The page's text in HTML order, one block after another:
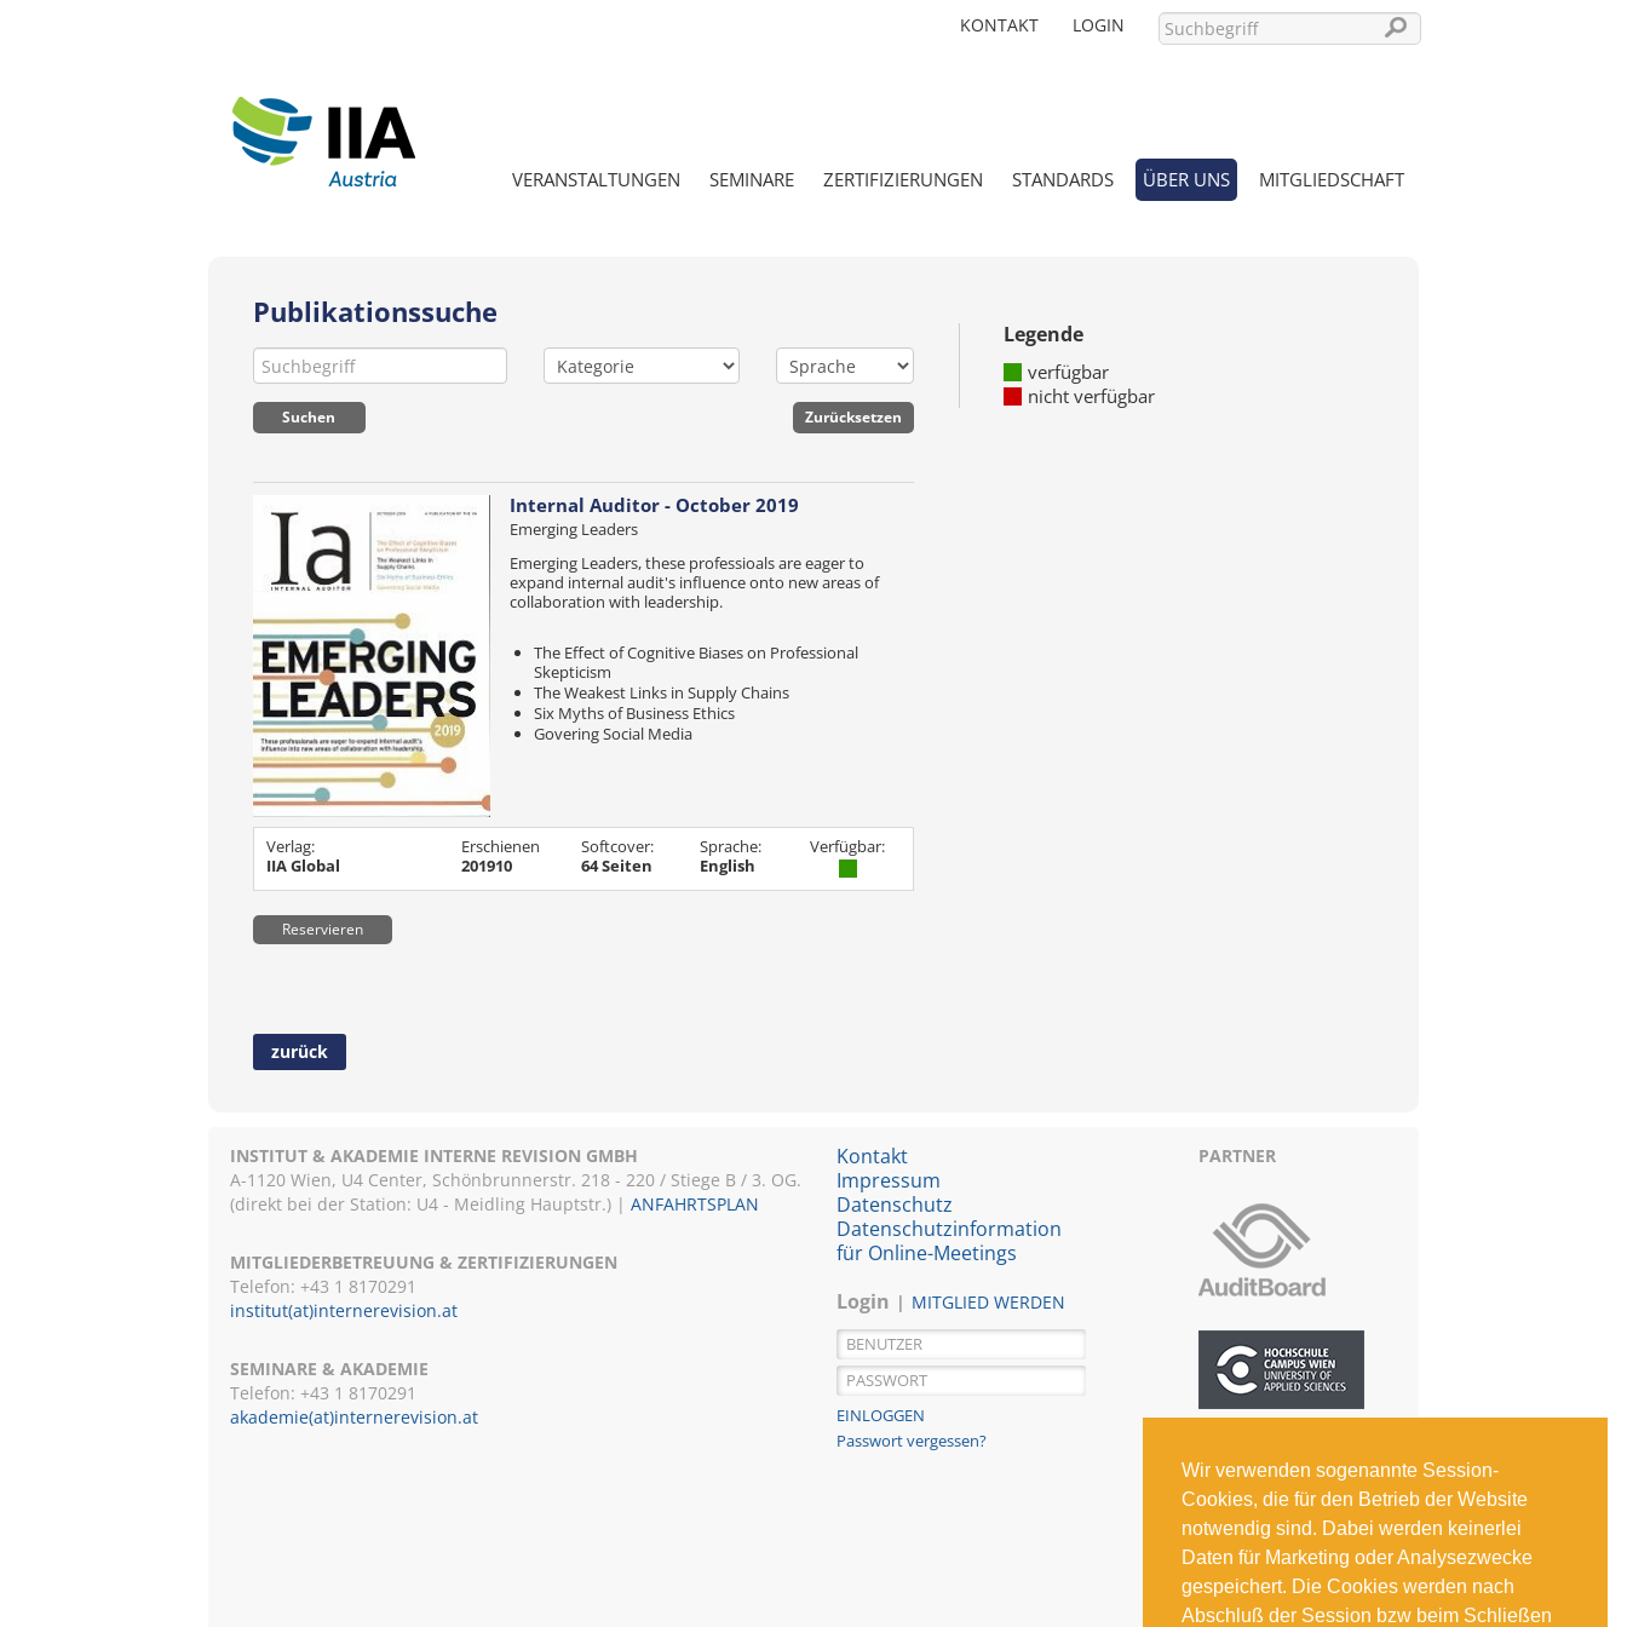
Wir verwenden sogenannte Session-
Cookies, die für den Betrieb der Website
notwendig sind. Dabei werden keinerlei
Daten für Marketing oder Analysezwecke
gespeichert. Die Cookies werden nach
Abschluß der Session bzw beim Schließen
KONTAKT LOGIN
PASSWORT VERGESSEN?
VERANSTALTUNGEN SEMINARE ZERTIFIZIERUNGEN STANDARDS ÜBER UNS MITGLIEDSCHAFT
Publikationssuche
Internal Auditor - October 2019
Emerging Leaders
Emerging Leaders, these professioals are eager to
expand internal audit's influence onto new areas of
collaboration with leadership.
The Effect of Cognitive Biases on Professional
Skepticism
The Weakest Links in Supply Chains
Six Myths of Business Ethics
Govering Social Media
Verlag:
IIA Global
Erschienen
201910
Softcover:
64 Seiten
Sprache:
English
Verfügbar:
Reservieren
zurück
Legende
verfügbar
nicht verfügbar
INSTITUT & AKADEMIE INTERNE REVISION GMBH
A-1120 Wien, U4 Center, Schönbrunnerstr. 218 - 220 / Stiege B / 3. OG.
(direkt bei der Station: U4 - Meidling Hauptstr.) | ANFAHRTSPLAN
MITGLIEDERBETREUUNG & ZERTIFIZIERUNGEN
Telefon: +43 1 8170291
institut(at)internerevision.at
SEMINARE & AKADEMIE
Telefon: +43 1 8170291
akademie(at)internerevision.at
Kontakt
Impressum
Datenschutz
Datenschutzinformation
für Online-Meetings
Login
MITGLIED WERDEN
Passwort vergessen?
PARTNER